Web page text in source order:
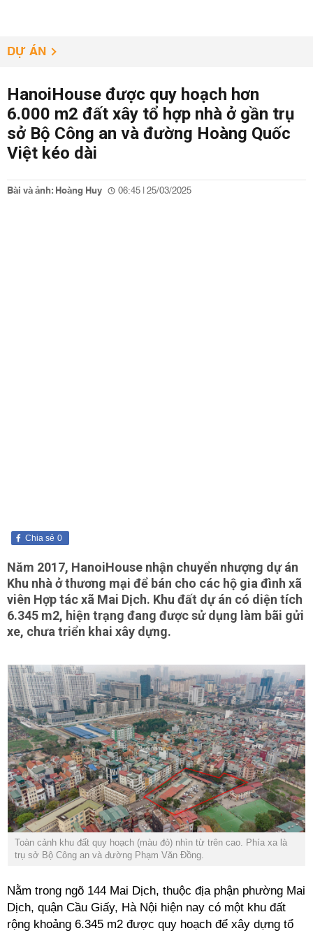
DỰ ÁN
HanoiHouse được quy hoạch hơn
6.000 m2 đất xây tổ hợp nhà ở gần trụ
sở Bộ Công an và đường Hoàng Quốc
Việt kéo dài
Bài và ảnh: Hoàng Huy 06:45 | 25/03/2025
0
Chia sẻ
Năm 2017, HanoiHouse nhận chuyển nhượng dự án
Khu nhà ở thương mại để bán cho các hộ gia đình xã
viên Hợp tác xã Mai Dịch. Khu đất dự án có diện tích
6.345 m2, hiện trạng đang được sử dụng làm bãi gửi
xe, chưa triển khai xây dựng.
Toàn cảnh khu đất quy hoạch (màu đỏ) nhìn từ trên cao. Phía xa là
trụ sở Bộ Công an và đường Phạm Văn Đồng.
Nằm trong ngõ 144 Mai Dịch, thuộc địa phận phường Mai
Dịch, quận Cầu Giấy, Hà Nội hiện nay có một khu đất
rộng khoảng 6.345 m2 được quy hoạch để xây dựng tổ